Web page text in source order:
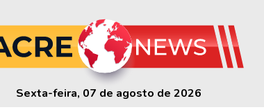
Sexta-feira, 07 de agosto de 2026